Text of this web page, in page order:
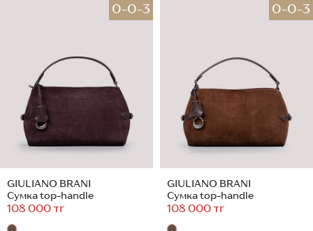
0-0-3
GIULIANO BRANI
Сумка top-handle
108 000 тг
0-0-3
GIULIANO BRANI
Сумка top-handle
108 000 тг